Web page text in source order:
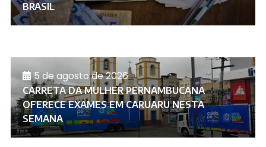
BRASIL
5 de agosto de 2026
CARRETA DA MULHER PERNAMBUCANA
OFERECE EXAMES EM CARUARU NESTA
SEMANA